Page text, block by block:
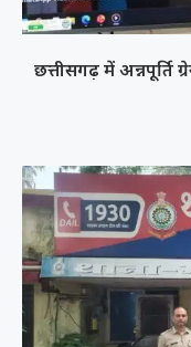
छत्तीसगढ़ में